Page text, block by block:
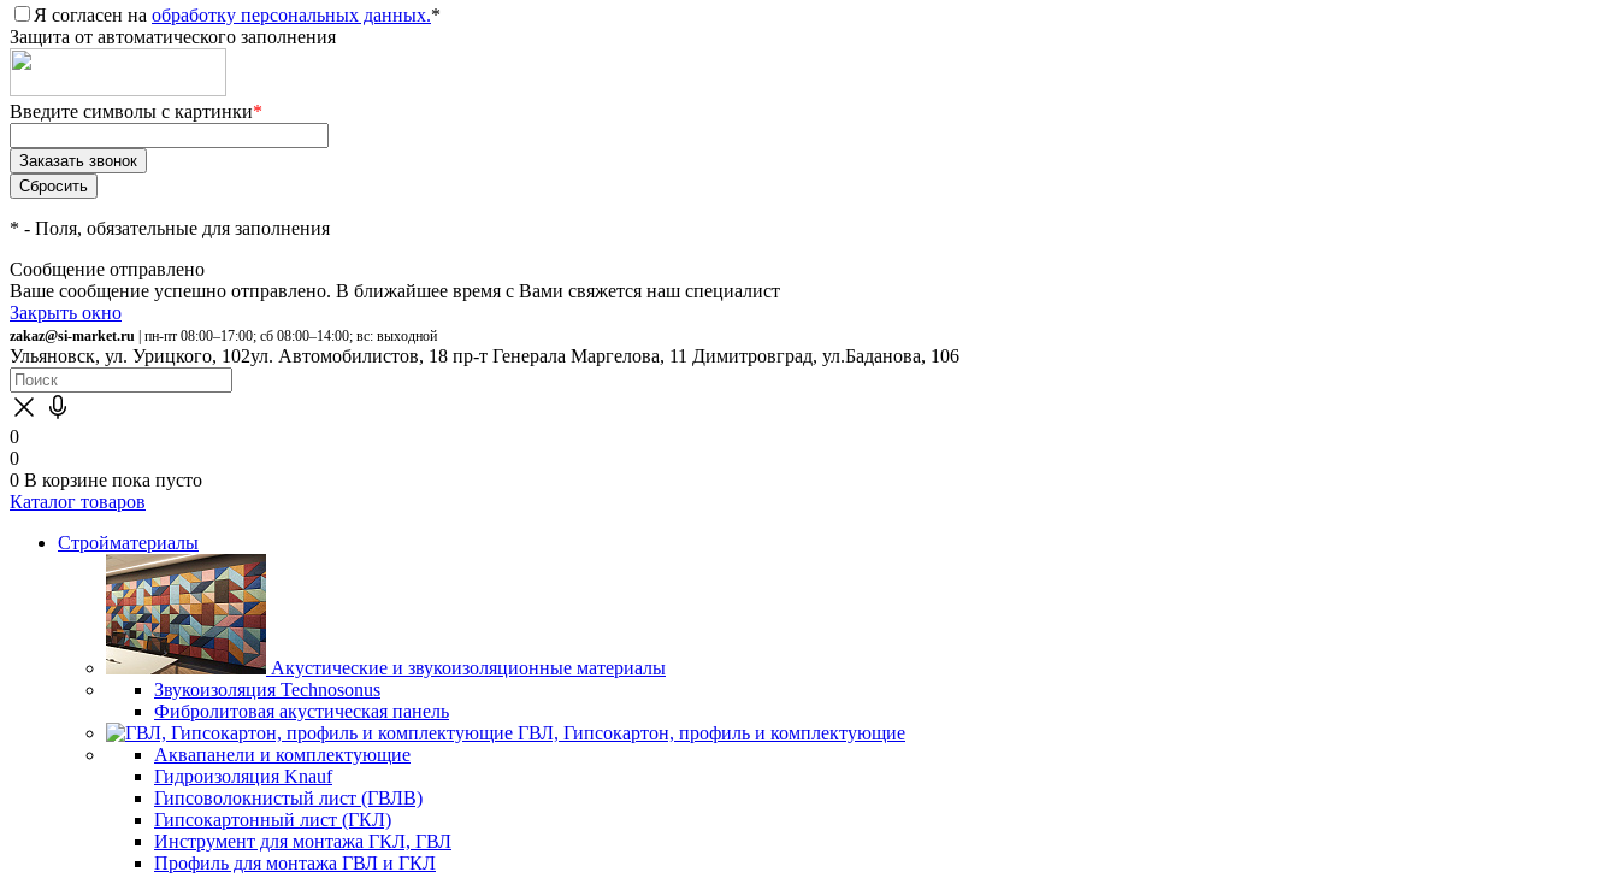
Я согласен на обработку персональных данных.*
Защита от автоматического заполнения
Введите символы с картинки*
* - Поля, обязательные для заполнения
Сообщение отправлено
Ваше сообщение успешно отправлено. В ближайшее время с Вами свяжется наш специалист
Закрыть окно
zakaz@si-market.ru | пн-пт 08:00–17:00; сб 08:00–14:00; вс: выходной
Ульяновск, ул. Урицкого, 102ул. Автомобилистов, 18 пр-т Генерала Маргелова, 11 Димитровград, ул.Баданова, 106
0
0
0 В корзине пока пусто
Каталог товаров
Стройматериалы
Акустические и звукоизоляционные материалы
Звукоизоляция Technosonus
Фибролитовая акустическая панель
ГВЛ, Гипсокартон, профиль и комплектующие
Аквапанели и комплектующие
Гидроизоляция Knauf
Гипсоволокнистый лист (ГВЛВ)
Гипсокартонный лист (ГКЛ)
Инструмент для монтажа ГКЛ, ГВЛ
Профиль для монтажа ГВЛ и ГКЛ